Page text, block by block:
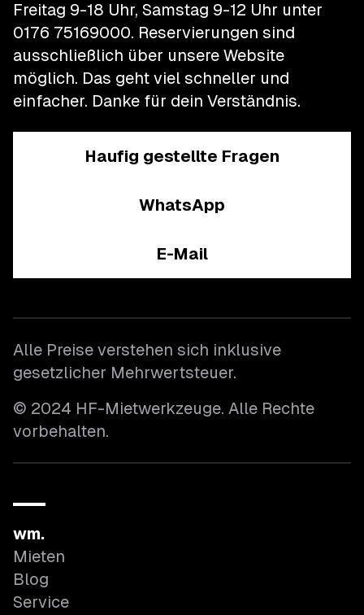
Freitag 9-18 Uhr, Samstag 9-12 Uhr unter
0176 75169000. Reservierungen sind
ausschließlich über unsere Website
möglich. Das geht viel schneller und
einfacher. Danke für dein Verständnis.
Haufig gestellte Fragen
WhatsApp
E-Mail
Alle Preise verstehen sich inklusive
gesetzlicher Mehrwertsteuer.
© 2024 HF-Mietwerkzeuge. Alle Rechte
vorbehalten.
wm.
Mieten
Blog
Service